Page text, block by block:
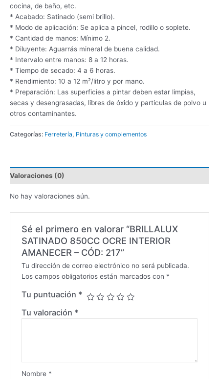
cocina, de baño, etc.
* Acabado: Satinado (semi brillo).
* Modo de aplicación: Se aplica a pincel, rodillo o soplete.
* Cantidad de manos: Mínimo 2.
* Diluyente: Aguarrás mineral de buena calidad.
* Intervalo entre manos: 8 a 12 horas.
* Tiempo de secado: 4 a 6 horas.
* Rendimiento: 10 a 12 m²/litro y por mano.
* Preparación: Las superficies a pintar deben estar limpias,
secas y desengrasadas, libres de óxido y partículas de polvo u
otros contaminantes.
Categorías: Ferretería, Pinturas y complementos
Valoraciones (0)
No hay valoraciones aún.
Sé el primero en valorar “BRILLALUX
SATINADO 850CC OCRE INTERIOR
AMANECER – CÓD: 217”
Tu dirección de correo electrónico no será publicada.
Los campos obligatorios están marcados con *
Tu puntuación *
Tu valoración *
Nombre *